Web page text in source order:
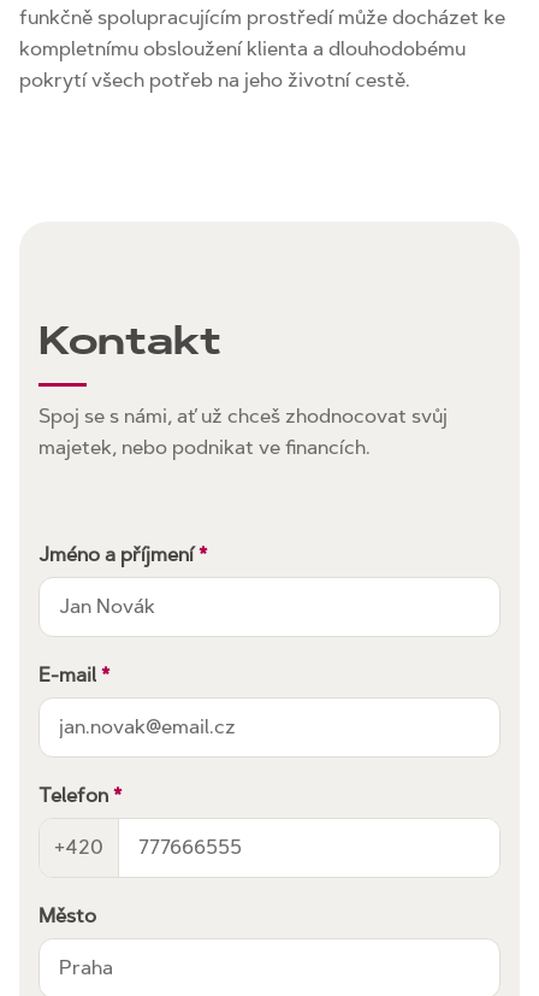
funkčně spolupracujícím prostředí může docházet ke
kompletnímu obsloužení klienta a dlouhodobému
pokrytí všech potřeb na jeho životní cestě.
Kontakt
Spoj se s námi, ať už chceš zhodnocovat svůj
majetek, nebo podnikat ve financích.
Jméno a příjmení*
E-mail *
Telefon *
+420
Město